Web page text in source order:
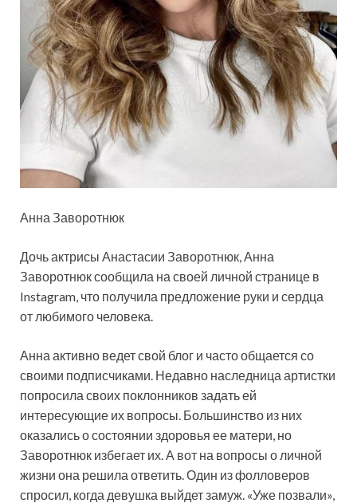
Анна Заворотнюк
Дочь актрисы Анастасии Заворотнюк, Анна
Заворотнюк сообщила на своей личной странице в
Instagram, что получила предложение руки и сердца
от любимого человека.
Анна активно ведет свой блог и частообщается со
своими подписчиками. Недавно наследница артистки
попросила своих поклонников задать ей
интересующие их вопросы. Большинство из них
оказались о состоянии здоровья ее матери, но
Заворотнюк избегает их. А вот на вопросы о личной
жизни она решила ответить. Один из фолловеров
спросил, когда девушка выйдет замуж. «Уже позвали»,